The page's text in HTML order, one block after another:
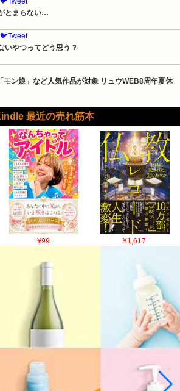
とまらない…
🐦Tweet
いやつってどう思う？
モン娘」など人気作品が対象 リュウWEB8周年夏休
最近の売れ筋本
¥99 ¥1,617